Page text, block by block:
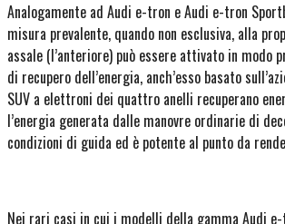
Analogamente ad Audi e-tron e Audi e-tron
misura prevalente, quando non esclusiva, alla
assale (l’anteriore) può essere attivato in modo
di recupero dell’energia, anch’esso basato
SUV a elettroni dei quattro anelli recuperano
l’energia generata dalle manovre ordinarie di
condizioni di guida ed è potente al punto da
Nei rari casi in cui i modelli della gamma Audi